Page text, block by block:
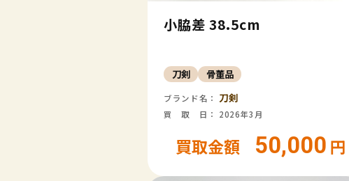
小脇差 38.5cm
刀剣 骨董品
ブランド名： 刀剣
買 取 日： 2026年3月
買取金額 50,000 円